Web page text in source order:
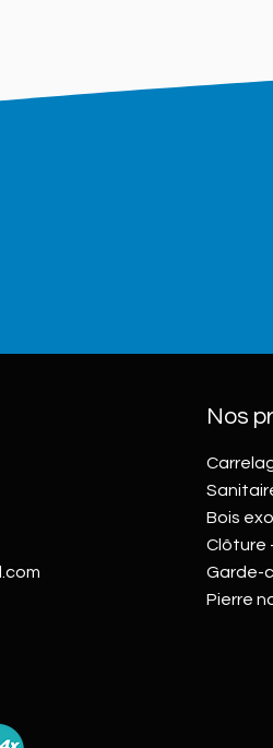
Nos
Bois
Clôture
Garde-
Pierre